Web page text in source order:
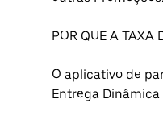
POR QUE A TAXA
O aplicativo de
Entrega